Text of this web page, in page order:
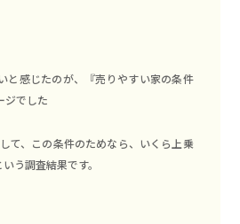
と感じたのが、『売りやすい家の条件
ジでした
て、この条件のためなら、いくら上乗
う調査結果です。